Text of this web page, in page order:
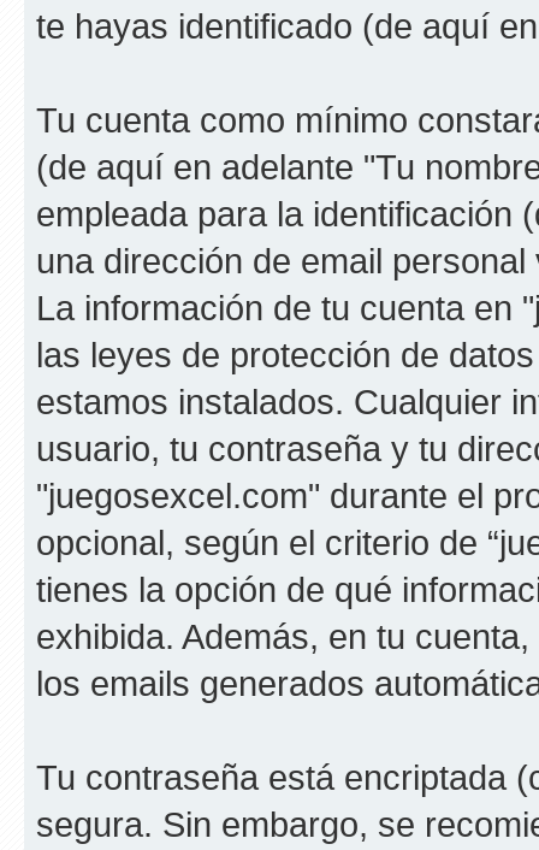
te hayas identificado (de aquí
Tu cuenta como mínimo
(de aquí en adelante "Tu
empleada para la identificación
una dirección de email
La información de tu cuenta en
las leyes de protección de
estamos instalados. Cualquier
usuario, tu contraseña y tu
"juegosexcel.com" durante el
opcional, según el criterio de
tienes la opción de qué
exhibida. Además, en tu
los emails generados
Tu contraseña está encriptada
segura. Sin embargo, se